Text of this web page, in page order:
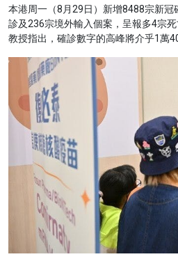
本港周一（8月29日）新增8488宗新
診及236宗境外輸入個案，呈報多4宗
教授指出，確診數字的高峰將介乎1萬